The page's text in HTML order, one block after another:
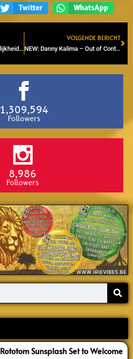
Twitter WhatsApp
ZenSocial viert onafhankelijkheid Suriname in Amsterdam met 4 Live-acts
VOLGENDE BERICHT
NEW: Danny Kalima – Out of Control (Roots Unity Studio)
1,309,594
Followers
8,986
Followers
Rototom Sunsplash Set to Welcome